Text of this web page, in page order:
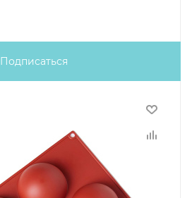
Подписаться